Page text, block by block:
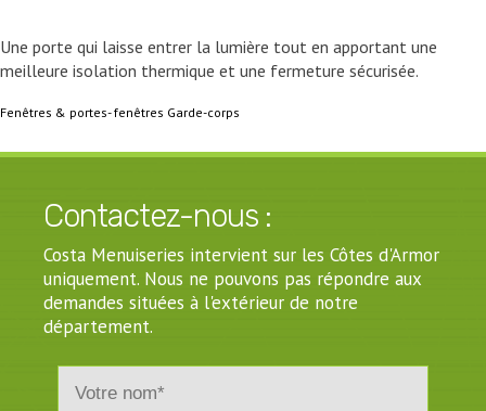
Une porte qui laisse entrer la lumière tout en apportant une
meilleure isolation thermique et une fermeture sécurisée.
Fenêtres & portes- fenêtres Garde-corps
Contactez-nous :
Costa Menuiseries intervient sur les Côtes d'Armor
uniquement. Nous ne pouvons pas répondre aux
demandes situées à l'extérieur de notre
département.